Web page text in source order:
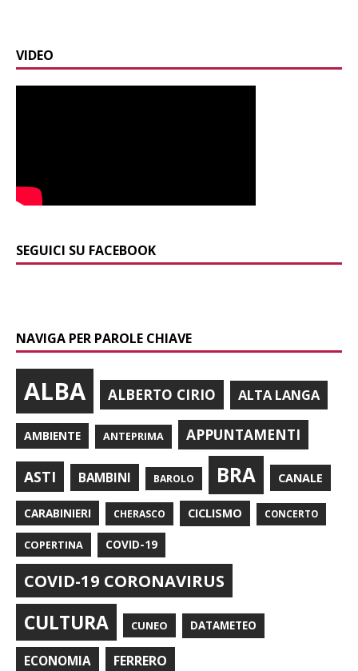
VIDEO
SEGUICI SU FACEBOOK
NAVIGA PER PAROLE CHIAVE
ALBA ALBERTO CIRIO ALTA LANGA
AMBIENTE ANTEPRIMA APPUNTAMENTI
ASTI BAMBINI BAROLO BRA CANALE
CARABINIERI CHERASCO CICLISMO CONCERTO
COPERTINA COVID-19
COVID-19 CORONAVIRUS
CULTURA CUNEO DATAMETEO
ECONOMIA FERRERO